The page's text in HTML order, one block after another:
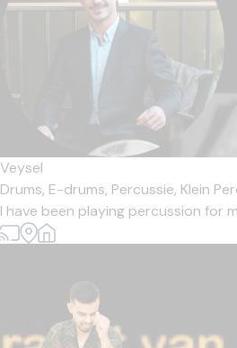
Veysel
Drums, E-drums, Percussie, Klein
I have been playing percussion for